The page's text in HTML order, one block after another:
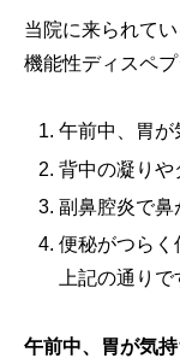
当院に来られて
機能性ディスペ
午前中、胃が
背中の凝りや
副鼻腔炎で鼻
便秘がつらく
上記の通りで
午前中、胃が気